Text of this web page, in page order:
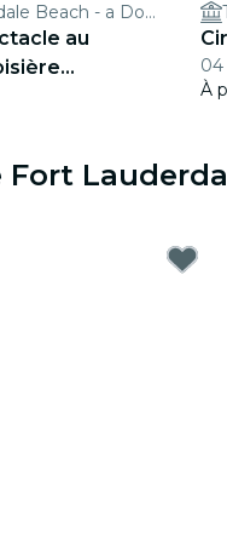
Bahia Mar Fort Lauderdale Beach - a DoubleTree by Hilton Hotel
au
04
À